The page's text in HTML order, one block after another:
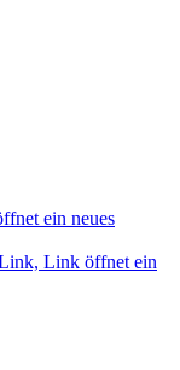
ein neues
Link öffnet ein